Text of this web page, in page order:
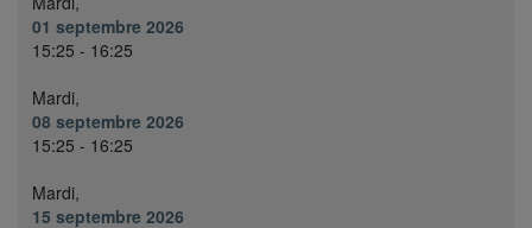
01 septembre 2026
15:25 - 16:25
Mardi,
08 septembre 2026
15:25 - 16:25
Mardi,
15 septembre 2026